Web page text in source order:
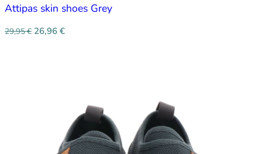
Attipas skin shoes Grey
29,95€ 26,96 €